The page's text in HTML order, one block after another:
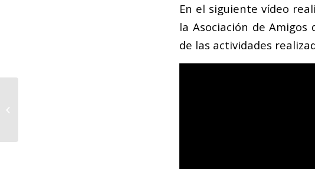
En el siguiente vídeo
la Asociación de
de las actividades